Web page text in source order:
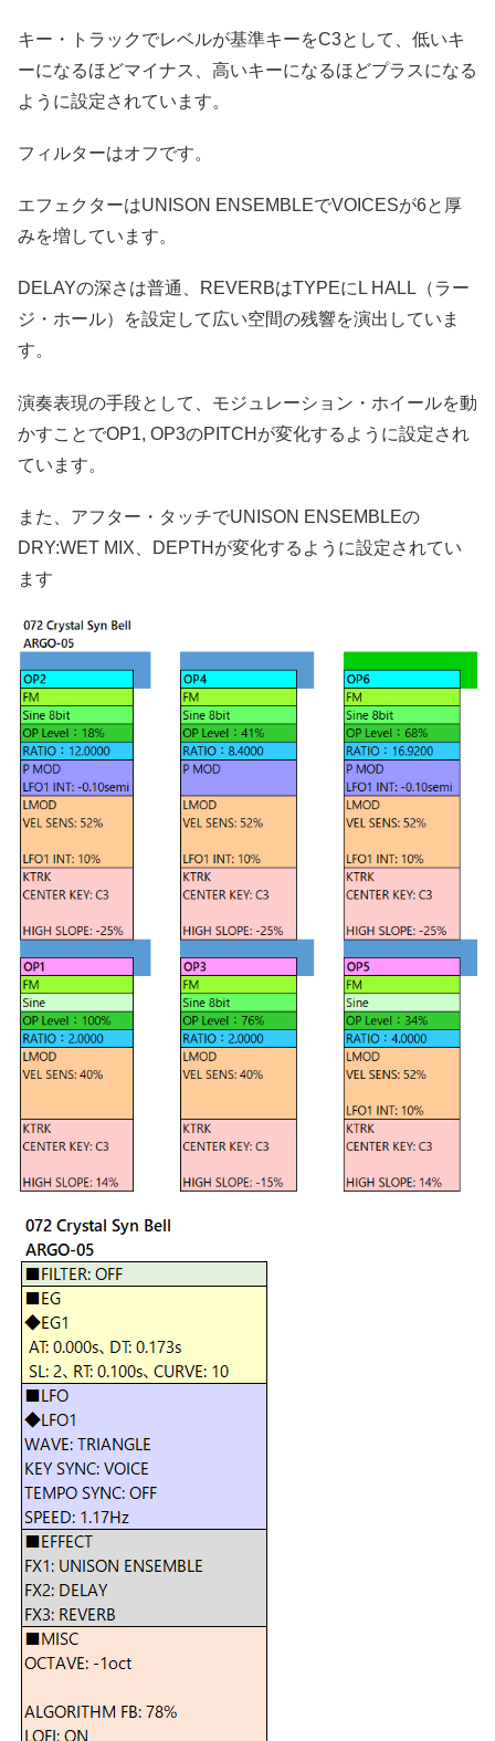
キー・トラックでレベルが基準キーをC3として、低いキ
ーになるほどマイナス、高いキーになるほどプラスになる
ように設定されています。
フィルターはオフです。
エフェクターはUNISON ENSEMBLEでVOICESが6と厚
みを増しています。
DELAYの深さは普通、REVERBはTYPEにL HALL（ラー
ジ・ホール）を設定して広い空間の残響を演出していま
す。
演奏表現の手段として、モジュレーション・ホイールを動
かすことでOP1, OP3のPITCHが変化するように設定され
ています。
また、アフター・タッチでUNISON ENSEMBLEの
DRY:WET MIX、DEPTHが変化するように設定されてい
ます